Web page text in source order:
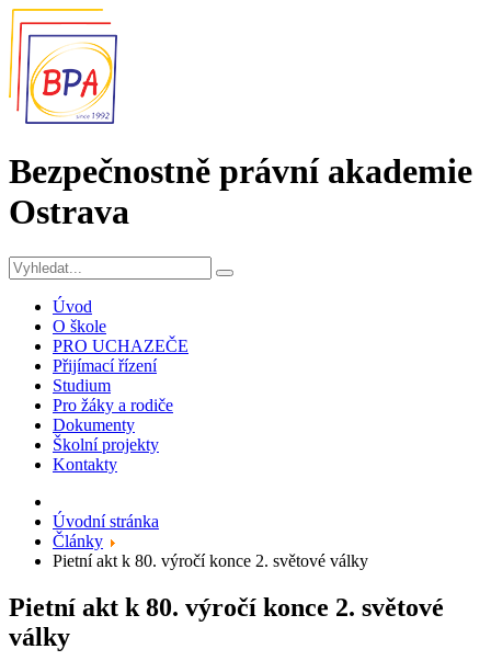
Bezpečnostně právní akademie
Ostrava
Úvod
O škole
PRO UCHAZEČE
Přijímací řízení
Studium
Pro žáky a rodiče
Dokumenty
Školní projekty
Kontakty
Úvodní stránka
Články
Pietní akt k 80. výročí konce 2. světové války
Pietní akt k 80. výročí konce 2. světové
války